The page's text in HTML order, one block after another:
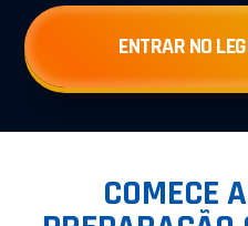
ENTRAR NO
COMECE